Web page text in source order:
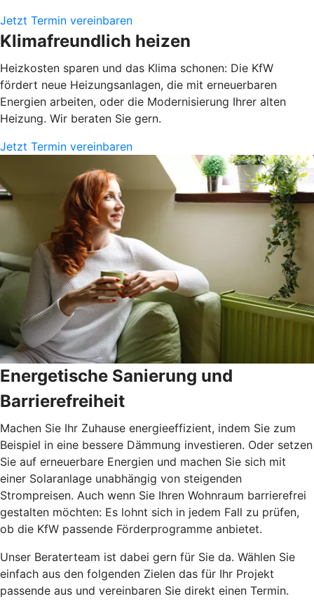
Jetzt Termin vereinbaren
Klimafreundlich heizen
Heizkosten sparen und das Klima schonen: Die KfW
fördert neue Heizungsanlagen, die mit erneuerbaren
Energien arbeiten, oder die Modernisierung Ihrer alten
Heizung. Wir beraten Sie gern.
Jetzt Termin vereinbaren
Energetische Sanierung und
Barrierefreiheit
Machen Sie Ihr Zuhause energieeffizient, indem Sie zum
Beispiel in eine bessere Dämmung investieren. Oder setzen
Sie auf erneuerbare Energien und machen Sie sich mit
einer Solaranlage unabhängig von steigenden
Strompreisen. Auch wenn Sie Ihren Wohnraum barrierefrei
gestalten möchten: Es lohnt sich in jedem Fall zu prüfen,
ob die KfW passende Förderprogramme anbietet.
Unser Beraterteam ist dabei gern für Sie da. Wählen Sie
einfach aus den folgenden Zielen das für Ihr Projekt
passende aus und vereinbaren Sie direkt einen Termin.